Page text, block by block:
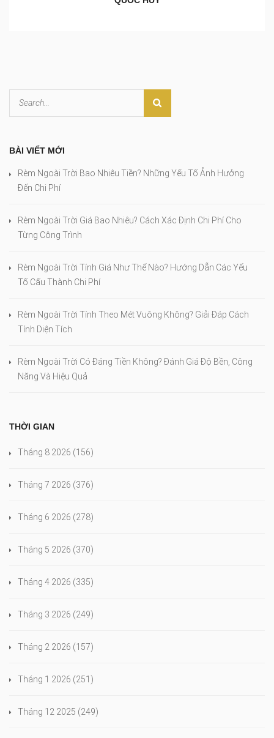
BÀI VIẾT MỚI
Rèm Ngoài Trời Bao Nhiêu Tiền? Những Yếu Tố Ảnh Hưởng
Đến Chi Phí
Rèm Ngoài Trời Giá Bao Nhiêu? Cách Xác Định Chi Phí Cho
Từng Công Trình
Rèm Ngoài Trời Tính Giá Như Thế Nào? Hướng Dẫn Các Yếu
Tố Cấu Thành Chi Phí
Rèm Ngoài Trời Tính Theo Mét Vuông Không? Giải Đáp Cách
Tính Diện Tích
Rèm Ngoài Trời Có Đáng Tiền Không? Đánh Giá Độ Bền, Công
Năng Và Hiệu Quả
THỜI GIAN
Tháng 8 2026 (156)
Tháng 7 2026 (376)
Tháng 6 2026 (278)
Tháng 5 2026 (370)
Tháng 4 2026 (335)
Tháng 3 2026 (249)
Tháng 2 2026 (157)
Tháng 1 2026 (251)
Tháng 12 2025 (249)